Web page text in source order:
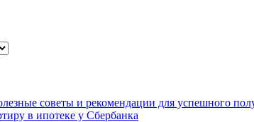
советы и рекомендации для успешного
в ипотеке у Сбербанка